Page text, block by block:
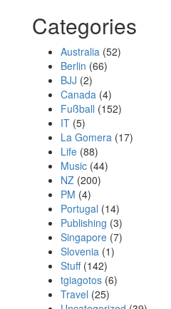
Categories
Australia(52)
Berlin (66)
BJJ (2)
Canada(4)
Fußball (152)
IT(5)
La Gomera(17)
Life(88)
Music(44)
NZ(200)
PM (4)
Portugal (14)
Publishing (3)
Singapore(7)
Slovenia(1)
Stuff(142)
tgiagotos(6)
Travel (25)